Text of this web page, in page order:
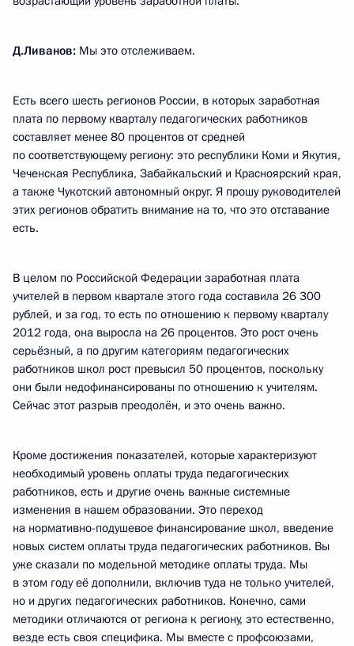
Д.Ливанов: Мы это отслеживаем.
Есть всего шесть регионов России, в которых заработная
плата по первому кварталу педагогических работников
составляет менее 80 процентов от средней
по соответствующему региону: это республики Коми и Якутия,
Чеченская Республика, Забайкальский и Красноярский края,
а также Чукотский автономный округ. Я прошу руководителей
этих регионов обратить внимание на то, что это отставание
есть.
В целом по Российской Федерации заработная плата
учителей в первом квартале этого года составила 26 300
рублей, и за год, то есть по отношению к первому кварталу
2012 года, она выросла на 26 процентов. Это рост очень
серьёзный, а по другим категориям педагогических
работников школ рост превысил 50 процентов, поскольку
они были недофинансированы по отношению к учителям.
Сейчас этот разрыв преодолён, и это очень важно.
Кроме достижения показателей, которые характеризуют
необходимый уровень оплаты труда педагогических
работников, есть и другие очень важные системные
изменения в нашем образовании. Это переход
на нормативно-подушевое финансирование школ, введение
новых систем оплаты труда педагогических работников. Вы
уже сказали по модельной методике оплаты труда. Мы
в этом году её дополнили, включив туда не только учителей,
но и других педагогических работников. Конечно, сами
методики отличаются от региона к региону, это естественно,
везде есть своя специфика. Мы вместе с профсоюзами,